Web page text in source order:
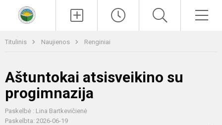
Titulinis Naujienos Renginiai
Aštuntokai atsisveikino su
progimnazija
Paskelbė : Lina Bartkevičienė
Paskelbta: 2026-06-19